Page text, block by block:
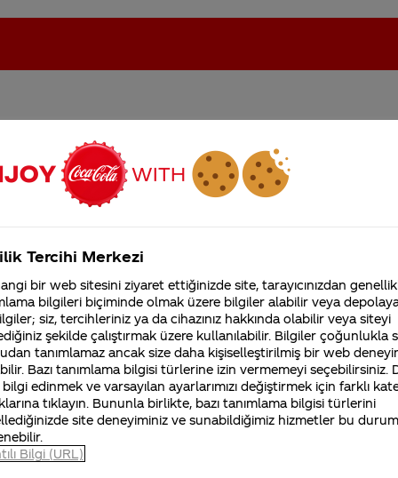
Cola'nın Filistin'de fabr... Coca-Cola’yı kim buldu?
yazan makinayı nasıl
Coca-Colapaketleri üzerinde görmek
seçildi. Ancak hala Facebook’ta bulunan “Bu
uygulamamız üzerinden kendi
paylaşabilirsiniz. Ayrıca, İstanbul
Coca-Cola Şirketi
merak ettikleriniz.
Fabrikalarımız,
sertifikalarımız, faaliyet
gösterdiğimiz ülkeler,
tarihçemiz ve daha
Tercihi Merkezi
bir web sitesini ziyaret ettiğinizde site, tarayıcınızdan
bilgileri biçiminde olmak üzere bilgiler alabilir veya
siz, tercihleriniz ya da cihazınız hakkında olabilir veya siteyi
şekilde çalıştırmak üzere kullanılabilir. Bilgiler çoğunlukla
tanımlamaz ancak size daha kişiselleştirilmiş bir web
Bazı tanımlama bilgisi türlerine izin vermemeyi seçebilirsiniz.
edinmek ve varsayılan ayarlarımızı değiştirmek için farklı
tıklayın. Bununla birlikte, bazı tanımlama bilgisi türlerini
site deneyiminiz ve sunabildiğimiz hizmetler bu
Bilgi (URL)